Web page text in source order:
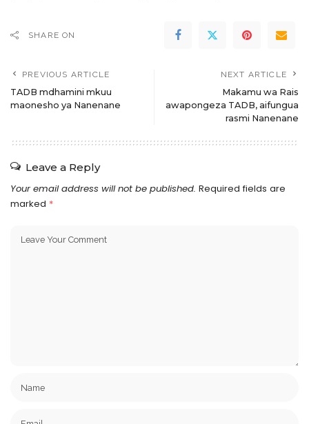
SHARE ON
PREVIOUS ARTICLE
TADB mdhamini mkuu
maonesho ya Nanenane
NEXT ARTICLE
Makamu wa Rais
awapongeza TADB, aifungua
rasmi Nanenane
Leave a Reply
Your email address will not be published. Required fields are
marked *